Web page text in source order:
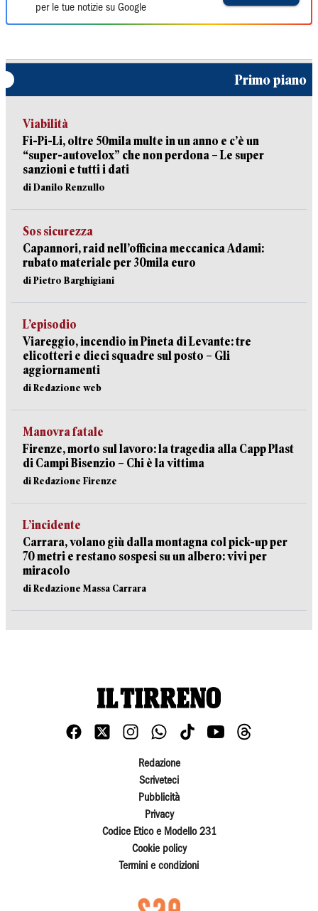
per le tue notizie su Google
Primo piano
Viabilità
Fi-Pi-Li, oltre 50mila multe in un anno e c’è un
“super-autovelox” che non perdona – Le super
sanzioni e tutti i dati
di Danilo Renzullo
Sos sicurezza
Capannori, raid nell’officina meccanica Adami:
rubato materiale per 30mila euro
di Pietro Barghigiani
L’episodio
Viareggio, incendio in Pineta di Levante: tre
elicotteri e dieci squadre sul posto – Gli
aggiornamenti
di Redazione web
Manovra fatale
Firenze, morto sul lavoro: la tragedia alla Capp Plast
di Campi Bisenzio – Chi è la vittima
di Redazione Firenze
L’incidente
Carrara, volano giù dalla montagna col pick-up per
70 metri e restano sospesi su un albero: vivi per
miracolo
di Redazione Massa Carrara
Redazione
Scriveteci
Pubblicità
Privacy
Codice Etico e Modello 231
Cookie policy
Termini e condizioni